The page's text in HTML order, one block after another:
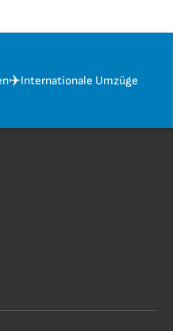
✈️Internationale Umzüge